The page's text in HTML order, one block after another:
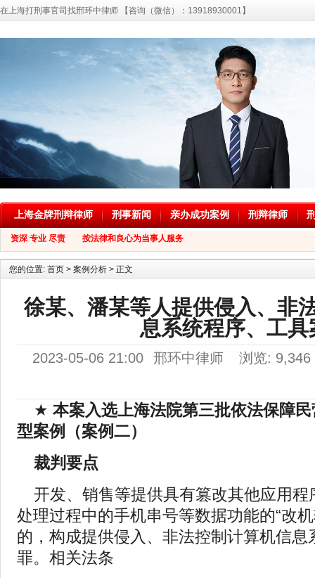
在上海打刑事官司找邢环中律师 【咨询（微信）：13918930001】
上海金牌刑辩律师 刑事新闻 亲办成功案例 刑辩律师
资深 专业 尽责 按法律和良心为当事人服务
您的位置: 首页 > 案例分析 > 正文
徐某、潘某等人提供侵入、非
息系统程序、工具
2023-05-06 21:00 邢环中律师 浏览: 9,346
★ 本案入选上海法院第三批依法保障
型案例（案例二）
裁判要点
开发、销售等提供具有篡改其他应用程
处理过程中的手机串号等数据功能的“改
的，构成提供侵入、非法控制计算机信息
罪。相关法条